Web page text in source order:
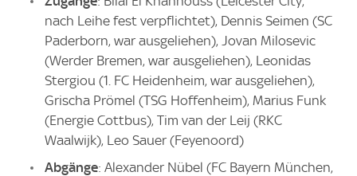
nach Leihe fest verpflichtet), Dennis Seimen (SC
Paderborn, war ausgeliehen), Jovan Milosevic
(Werder Bremen, war ausgeliehen), Leonidas
Stergiou (1. FC Heidenheim, war ausgeliehen),
Grischa Prömel (TSG Hoffenheim), Marius Funk
(Energie Cottbus), Tim van der Leij (RKC
Waalwijk), Leo Sauer (Feyenoord)
Abgänge: Alexander Nübel (FC Bayern München,